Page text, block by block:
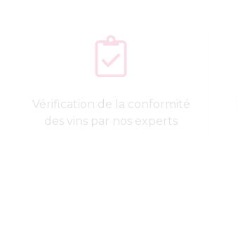
Vérification de la conformité
des vins par nos experts